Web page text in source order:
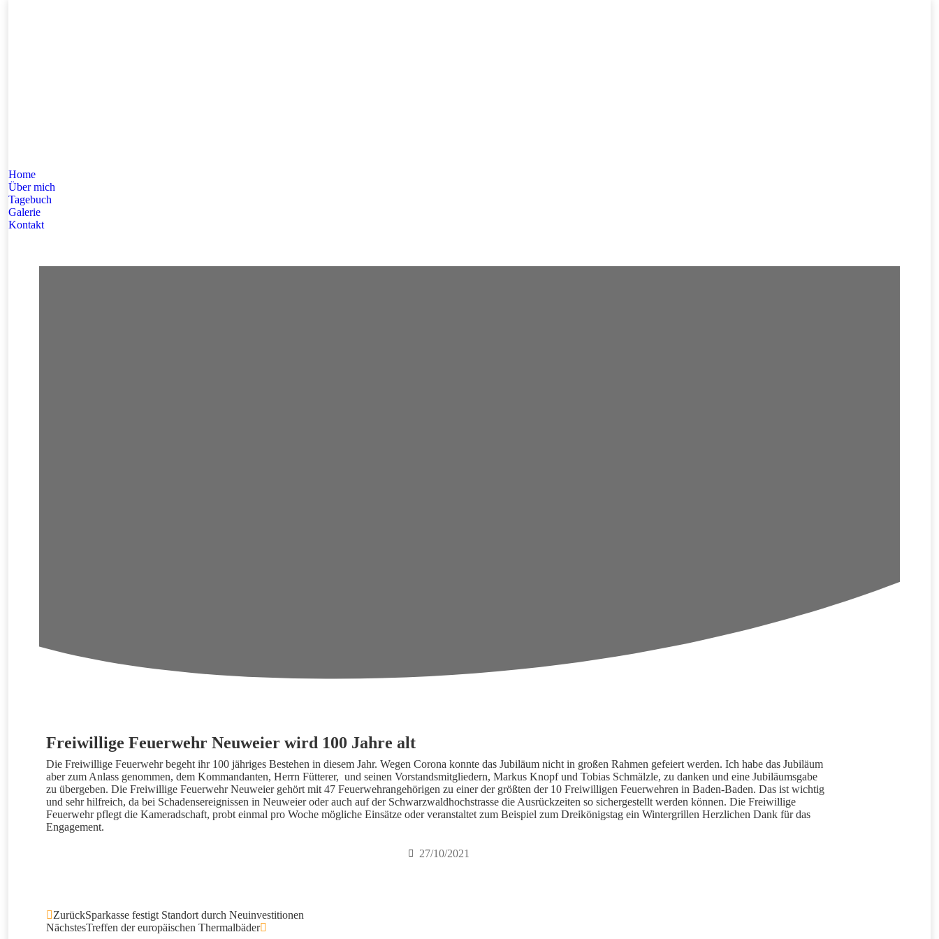
Home
Über mich
Tagebuch
Galerie
Kontakt
Freiwillige Feuerwehr Neuweier wird 100 Jahre alt
Die Freiwillige Feuerwehr begeht ihr 100 jähriges Bestehen in diesem Jahr. Wegen Corona konnte das Jubiläum nicht in großen Rahmen gefeiert werden. Ich habe das Jubiläum
aber zum Anlass genommen, dem Kommandanten, Herrn Fütterer, und seinen Vorstandsmitgliedern, Markus Knopf und Tobias Schmälzle, zu danken und eine Jubiläumsgabe
zu übergeben. Die Freiwillige Feuerwehr Neuweier gehört mit 47 Feuerwehrangehörigen zu einer der größten der 10 Freiwilligen Feuerwehren in Baden-Baden. Das ist wichtig
und sehr hilfreich, da bei Schadensereignissen in Neuweier oder auch auf der Schwarzwaldhochstrasse die Ausrückzeiten so sichergestellt werden können. Die Freiwillige
Feuerwehr pflegt die Kameradschaft, probt einmal pro Woche mögliche Einsätze oder veranstaltet zum Beispiel zum Dreikönigstag ein Wintergrillen Herzlichen Dank für das
Engagement.
27/10/2021
ZurückSparkasse festigt Standort durch Neuinvestitionen
NächstesTreffen der europäischen Thermalbäder